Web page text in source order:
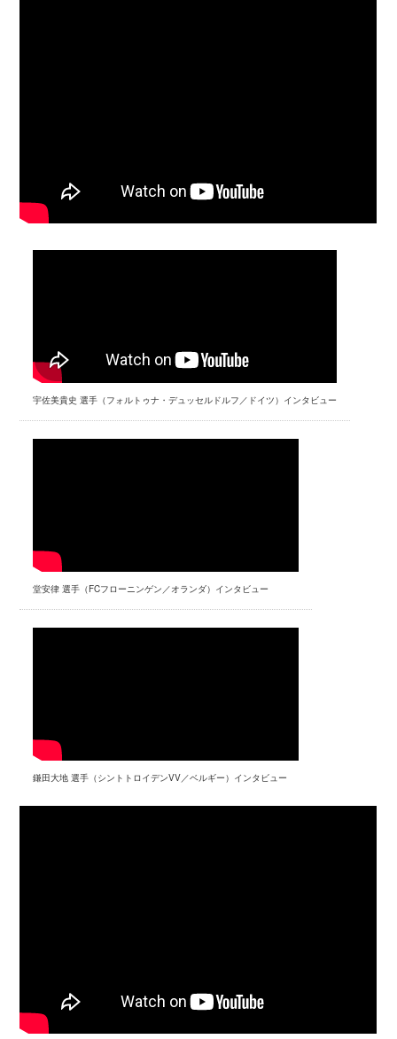
宇佐美貴史 選手（フォルトゥナ・デュッセルドルフ／ドイツ）インタビュー
堂安律 選手（FCフローニンゲン／オランダ）インタビュー
鎌田大地 選手（シントトロイデンVV／ベルギー）インタビュー